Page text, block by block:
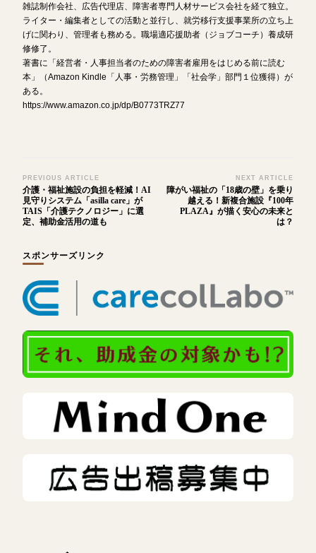
雑誌制作会社、広告代理店、障害者専門人材サービス会社を経て独立。
ライター・編集者としての活動と並行し、就労移行支援事業所の立ち上
げに関わり、管理者も務める。職場適応援助者（ジョブコーチ）養成研
修修了。
著書に「経営者・人事担当者のための障害者雇用をはじめる前に読む
本」（Amazon Kindle「人事・労務管理」「社会学」部門１位獲得）が
ある。
https://www.amazon.co.jp/dp/B0773TRZ77
Post
Navigation
PREVIOUS ARTICLE
介護・福祉施設の負担を軽減！AI
見守りシステム「asilla care」が
TAIS「介護テクノロジー」に選
定、補助金活用の道も
NEXT ARTICLE
障がい福祉の「18歳の壁」を乗り
越える！新複合施設『100年
PLAZA』が描く安心の未来と
は？
スポンサーズリンク